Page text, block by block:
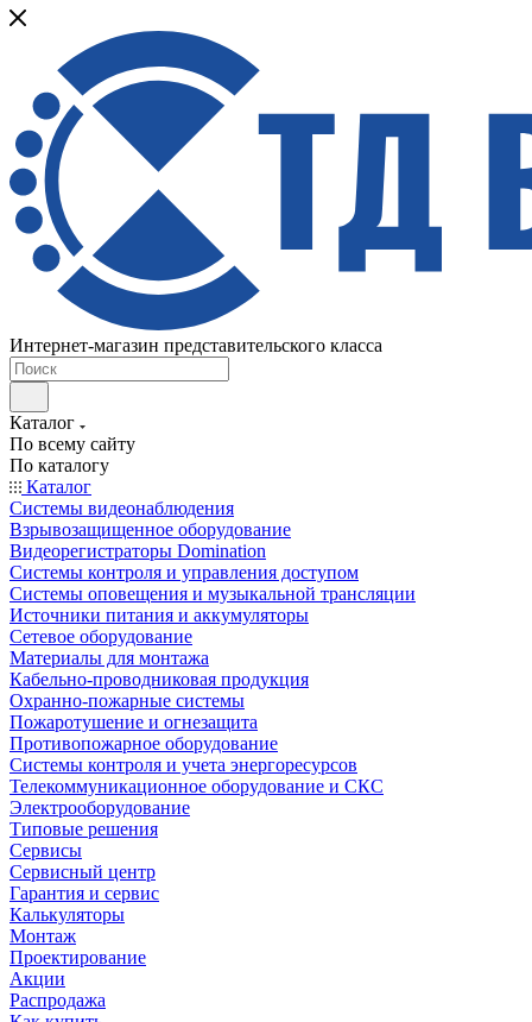
Интернет-магазин представительского класса
Каталог
По всему сайту
По каталогу
Каталог
Системы видеонаблюдения
Взрывозащищенное оборудование
Видеорегистраторы Domination
Системы контроля и управления доступом
Системы оповещения и музыкальной трансляции
Источники питания и аккумуляторы
Сетевое оборудование
Материалы для монтажа
Кабельно-проводниковая продукция
Охранно-пожарные системы
Пожаротушение и огнезащита
Противопожарное оборудование
Системы контроля и учета энергоресурсов
Телекоммуникационное оборудование и СКС
Электрооборудование
Типовые решения
Сервисы
Сервисный центр
Гарантия и сервис
Калькуляторы
Монтаж
Проектирование
Акции
Распродажа